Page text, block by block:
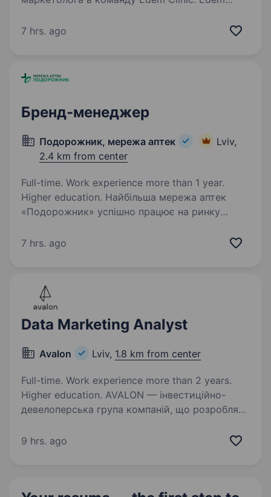
палацово-парковий комплекс, розташований
7 hrs. ago
Бренд-менеджер
Подорожник, мережа аптек
Lviv,
2.4 km from center
Full-time. Work experience more than 1 year.
Higher education. Найбільша мережа аптек
«Подорожник» успішно працює на ринку
і понад 12 000 працівників у всіх регіонах
7 hrs. ago
Data Marketing Analyst
Avalon Lviv, 1.8 km from center
Full-time. Work experience more than 2 years.
Higher education. AVALON — інвестиційно-
девелоперська група компаній, що розробляє
нерухомості. Ми розбудовуємо місто,
9 hrs. ago